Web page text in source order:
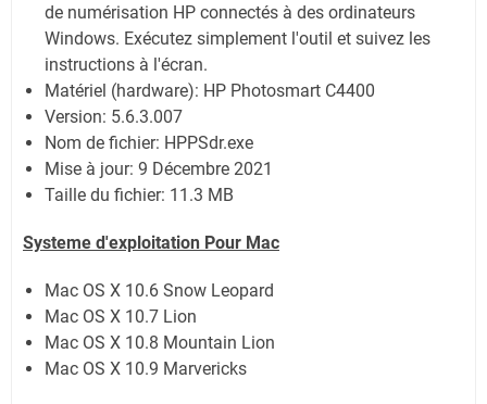
de numérisation HP connectés à des ordinateurs
Windows. Exécutez simplement l'outil et suivez les
instructions à l'écran.
Matériel (hardware): HP Photosmart C4400
Version: 5.6.3.007
Nom de fichier: HPPSdr.exe
Mise à jour: 9 Décembre 2021
Taille du fichier: 11.3 MB
Systeme d'exploitation Pour Mac
Mac OS X 10.6 Snow Leopard
Mac OS X 10.7 Lion
Mac OS X 10.8 Mountain Lion
Mac OS X 10.9 Marvericks